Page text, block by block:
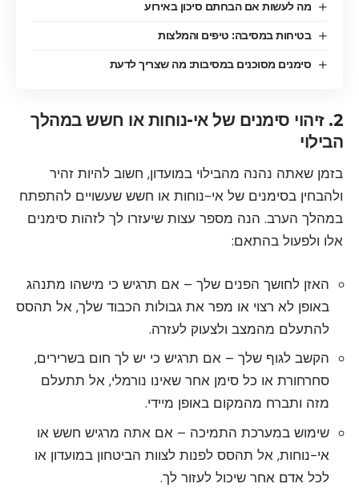
מה לעשות אם הבחתם סיכון באירוע
בטיחות במסיבה: טיפים והמלצות
סימנים מסוכנים במסיבות: מה שצריך לדעת
2. זיהוי סימנים של אי-נוחות או חשש במהלך
הבילוי
בזמן שאתה נהנה מהבילוי במועדון, חשוב להיות זהיר
ולהבחין בסימנים של אי-נוחות או חשש שעשויים להתפתח
במהלך הערב. הנה מספר עצות שיעזרו לך לזהות סימנים
אלו ולפעול בהתאם:
האזן לחושך הפנים שלך – אם תרגיש כי מישהו מתנהג
באופן לא רצוי או מפר את גבולות הכבוד שלך, אל תהסס
להתעלם מהמצב ולצעוק לעזרה.
הקשב לגוף שלך – אם תרגיש כי יש לך חום בשרירים,
סחרחורת או כל סימן אחר שאינו נורמלי, אל תתעלם
מזה ותברח מהמקום באופן מיידי.
שימוש במערכת התמיכה – אם אתה מרגיש חשש או
אי-נוחות, אל תהסס לפנות לצוות הביטחון במועדון או
לכל אדם אחר שיכול לעזור לך.